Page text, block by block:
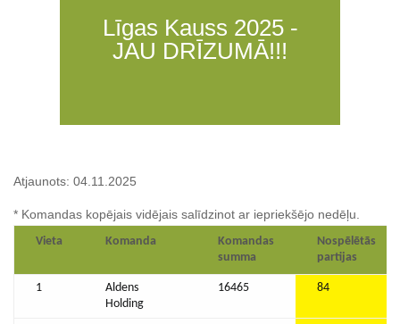
Līgas Kauss 2025 -
JAU DRĪZUMĀ!!!
Atjaunots: 04.11.2025
* Komandas kopējais vidējais salīdzinot ar iepriekšējo nedēļu.
Vieta Komanda
Komandas
summa
Nospēlētās
partijas
1
Aldens
Holding
16465 84